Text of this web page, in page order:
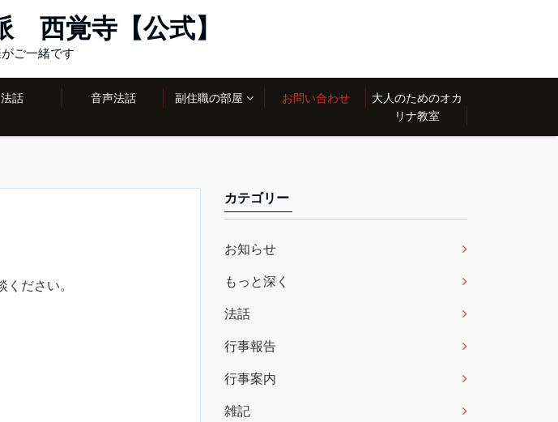
西覚寺【公式】
ご一緒です
法話 音声法話 副住職の部屋 お問い合わせ
大人のためのオカ
リナ教室
ださい。
カテゴリー
お知らせ
もっと深く
法話
行事報告
行事案内
雑記